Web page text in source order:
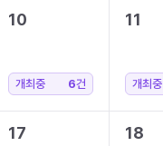
10
개최중 6건
11
개최중
17 18